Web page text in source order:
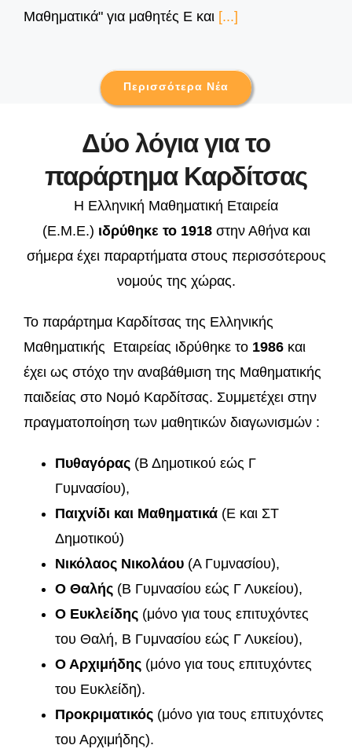
Μαθηματικά" για μαθητές Ε και [...]
Περισσότερα Νέα
Δύο λόγια για το
παράρτημα Καρδίτσας
Η Ελληνική Μαθηματική Εταιρεία
(Ε.Μ.Ε.) ιδρύθηκε το 1918στην Αθήνα και
σήμερα έχει παραρτήματα στους περισσότερους
νομούς της χώρας.
Το παράρτημα Καρδίτσας της Ελληνικής
Μαθηματικής Εταιρείας ιδρύθηκε το 1986 και
έχει ως στόχο την αναβάθμιση της Μαθηματικής
παιδείας στο Νομό Καρδίτσας. Συμμετέχει στην
πραγματοποίηση των μαθητικών διαγωνισμών :
Πυθαγόρας (Β Δημοτικού εώς Γ
Γυμνασίου),
Παιχνίδι και Μαθηματικά (Ε και ΣΤ
Δημοτικού)
Νικόλαος Νικολάου (Α Γυμνασίου),
Ο Θαλής (Β Γυμνασίου εώς Γ Λυκείου),
Ο Ευκλείδης (μόνο για τους επιτυχόντες
του Θαλή, Β Γυμνασίου εώς Γ Λυκείου),
Ο Αρχιμήδης (μόνο για τους επιτυχόντες
του Ευκλείδη).
Προκριματικός (μόνο για τους επιτυχόντες
του Αρχιμήδης).